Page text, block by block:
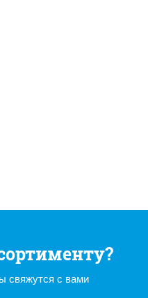
свяжутся с вами